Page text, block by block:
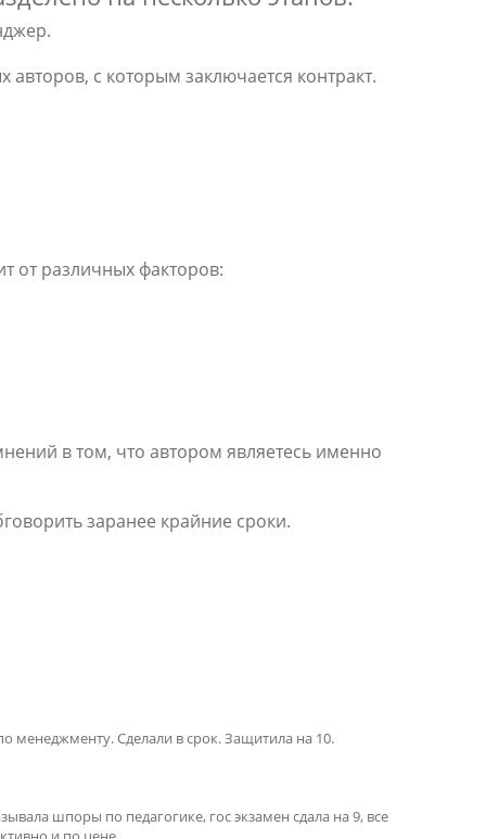
с которым заключается контракт.
от различных факторов:
в том, что автором являетесь именно
заранее крайние сроки.
менеджменту. Сделали в срок. Защитила на 10.
шпоры по педагогике, гос экзамен сдала на 9, все